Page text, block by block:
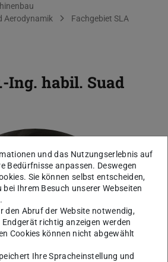
Aerodynamik
Fachgebiet SLA
Ing. habil. Suad
und das Nutzungserlebnis auf
Bedürfnisse anpassen. Deswegen
Sie können selbst entscheiden,
bei Ihrem Besuch unserer Webseiten
den Abruf der Website notwendig,
richtig anzeigen werden
Cookies können nicht abgewählt
Ihre Spracheinstellung und